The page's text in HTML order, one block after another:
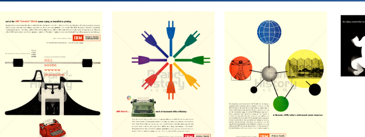
Home
Einst und Heute
Konzerne
IBM
INTERNATIONAL
BUSINESS MACHINES
CORPORATION
IBM GmbH
1958
IBM
INTERNATIONAL
BUSINESS MACHINES
CORPORATION
IBM GmbH
1958
IBM
INTERNATIONAL
BUSINESS MACHINES
CORPORATION
IBM GmbH
1958